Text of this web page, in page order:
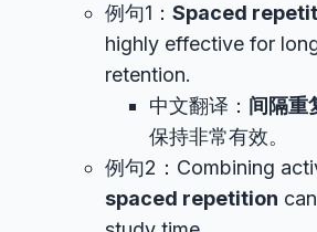
例句1： Spaced
highly effective for
retention.
中文翻译： 间隔重
保持非常有效。
例句2：Combining
spaced repetition